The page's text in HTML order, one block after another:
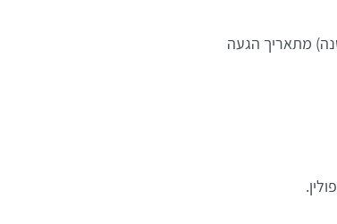
מתאריך הגעה